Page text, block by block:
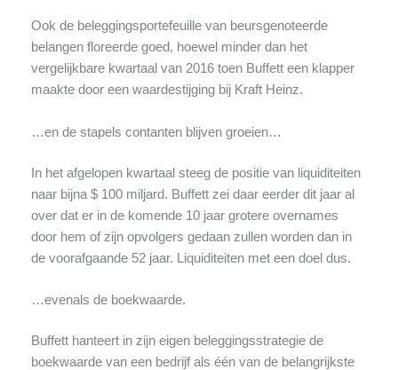
Ook de beleggingsportefeuille van beursgenoteerde
belangen floreerde goed, hoewel minder dan het
vergelijkbare kwartaal van 2016 toen Buffett een klapper
maakte door een waardestijging bij Kraft Heinz.
…en de stapels contanten blijven groeien…
In het afgelopen kwartaal steeg de positie van liquiditeiten
naar bijna $ 100 miljard. Buffett zei daar eerder dit jaar al
over dat er in de komende 10 jaar grotere overnames
door hem of zijn opvolgers gedaan zullen worden dan in
de voorafgaande 52 jaar. Liquiditeiten met een doel dus.
…evenals de boekwaarde.
Buffett hanteert in zijn eigen beleggingsstrategie de
boekwaarde van een bedrijf als één van de belangrijkste